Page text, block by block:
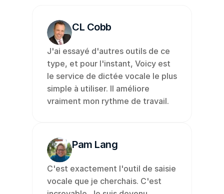
CL Cobb
J'ai essayé d'autres outils de ce
type, et pour l'instant, Voicy est
le service de dictée vocale le plus
simple à utiliser. Il améliore
vraiment mon rythme de travail.
Pam Lang
C'est exactement l'outil de saisie
vocale que je cherchais. C'est